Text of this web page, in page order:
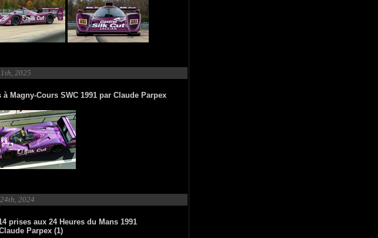
2025
Magny-Cours SWC 1991 par Claude Parpex
2024
prises aux 24 Heures du Mans 1991
Parpex (1)